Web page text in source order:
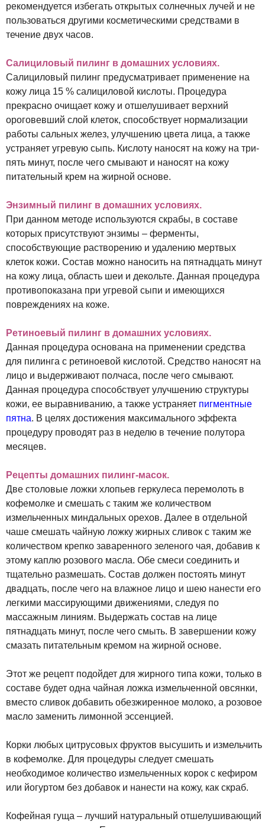
рекомендуется избегать открытых солнечных лучей и не
пользоваться другими косметическими средствами в
течение двух часов.
Салициловый пилинг в домашних условиях.
Салициловый пилинг предусматривает применение на
кожу лица 15 % салициловой кислоты. Процедура
прекрасно очищает кожу и отшелушивает верхний
ороговевший слой клеток, способствует нормализации
работы сальных желез, улучшению цвета лица, а также
устраняет угревую сыпь. Кислоту наносят на кожу на три-
пять минут, после чего смывают и наносят на кожу
питательный крем на жирной основе.
Энзимный пилинг в домашних условиях.
При данном методе используются скрабы, в составе
которых присутствуют энзимы – ферменты,
способствующие растворению и удалению мертвых
клеток кожи. Состав можно наносить на пятнадцать минут
на кожу лица, область шеи и декольте. Данная процедура
противопоказана при угревой сыпи и имеющихся
повреждениях на коже.
Ретиноевый пилинг в домашних условиях.
Данная процедура основана на применении средства
для пилинга с ретиноевой кислотой. Средство наносят на
лицо и выдерживают полчаса, после чего смывают.
Данная процедура способствует улучшению структуры
кожи, ее выравниванию, а также устраняет пигментные
пятна. В целях достижения максимального эффекта
процедуру проводят раз в неделю в течение полутора
месяцев.
Рецепты домашних пилинг-масок.
Две столовые ложки хлопьев геркулеса перемолоть в
кофемолке и смешать с таким же количеством
измельченных миндальных орехов. Далее в отдельной
чаше смешать чайную ложку жирных сливок с таким же
количеством крепко заваренного зеленого чая, добавив к
этому каплю розового масла. Обе смеси соединить и
тщательно размешать. Состав должен постоять минут
двадцать, после чего на влажное лицо и шею нанести его
легкими массирующими движениями, следуя по
массажным линиям. Выдержать состав на лице
пятнадцать минут, после чего смыть. В завершении кожу
смазать питательным кремом на жирной основе.
Этот же рецепт подойдет для жирного типа кожи, только в
составе будет одна чайная ложка измельченной овсянки,
вместо сливок добавить обезжиренное молоко, а розовое
масло заменить лимонной эссенцией.
Корки любых цитрусовых фруктов высушить и измельчить
в кофемолке. Для процедуры следует смешать
необходимое количество измельченных корок с кефиром
или йогуртом без добавок и нанести на кожу, как скраб.
Кофейная гуща – лучший натуральный отшелушивающий